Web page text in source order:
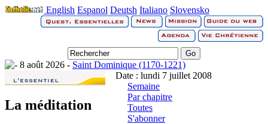
English Espanol Deutsh Italiano Slovensko
8 août 2026 - Saint Dominique (1170-1221)
La méditation
Date : lundi 7 juillet 2008
Semaine
Par chapitre
Toutes
S'abonner